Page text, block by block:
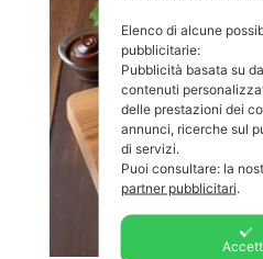
Elenco di alcune
pubblicitarie:
Pubblicità basata su
contenuti
delle prestazioni dei
annunci, ricerche sul
di servizi.
Puoi consultare: la
partner pubblicitari.